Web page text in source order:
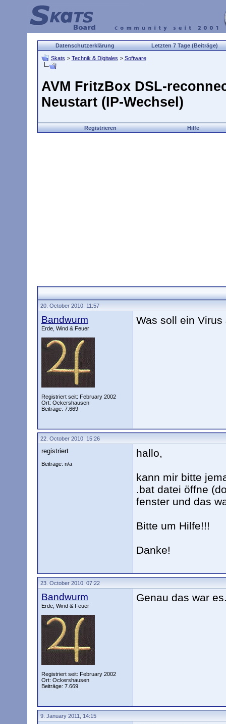
Datenschutzerklärung Letzten 7 Tage (Beiträge)
Skats > Technik & Digitales > Software
AVM FritzBox DSL-
Neustart (IP-Wechsel)
Registrieren Hilfe
20. October 2010, 11:57
Bandwurm
Erde, Wind & Feuer
Registriert seit: February 2002
Ort: Ockershausen
Beiträge: 7.669
Was soll ein Virus
22. October 2010, 15:26
registriert
Beiträge: n/a
hallo,
kann mir bitte
.bat datei öffne
fenster und das
Bitte um Hilfe!!!
Danke!
23. October 2010, 07:22
Bandwurm
Erde, Wind & Feuer
Registriert seit: February 2002
Ort: Ockershausen
Beiträge: 7.669
Genau das war
9. January 2011, 14:15